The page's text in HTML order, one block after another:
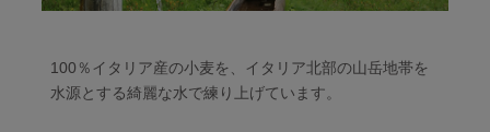
100％イタリア産の小麦を、イタリア北部の山岳地帯を
水源とする綺麗な水で練り上げています。